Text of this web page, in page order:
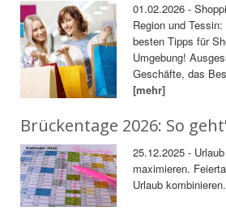
01.02.2026 -
Region und
besten Tipps für
Umgebung!
Geschäfte, das
[mehr]
Brückentage 2026: So
25.12.2025 -
maximieren.
Urlaub